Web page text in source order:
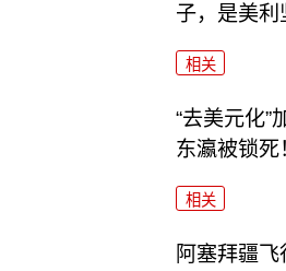
子，是美利
相关
“去美元化”
东瀛被锁死
相关
阿塞拜疆飞